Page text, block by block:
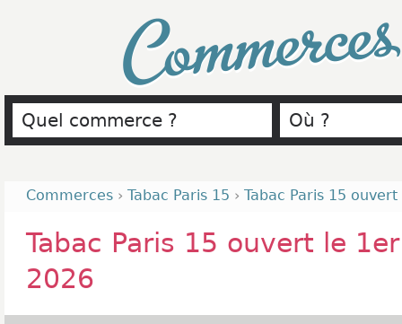
Commerces › Tabac Paris 15 › Tabac Paris 15
Tabac Paris 15 ouvert le
2026